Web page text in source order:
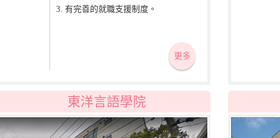
3. 有完善的就職支援制度。
更多
東洋言語學院